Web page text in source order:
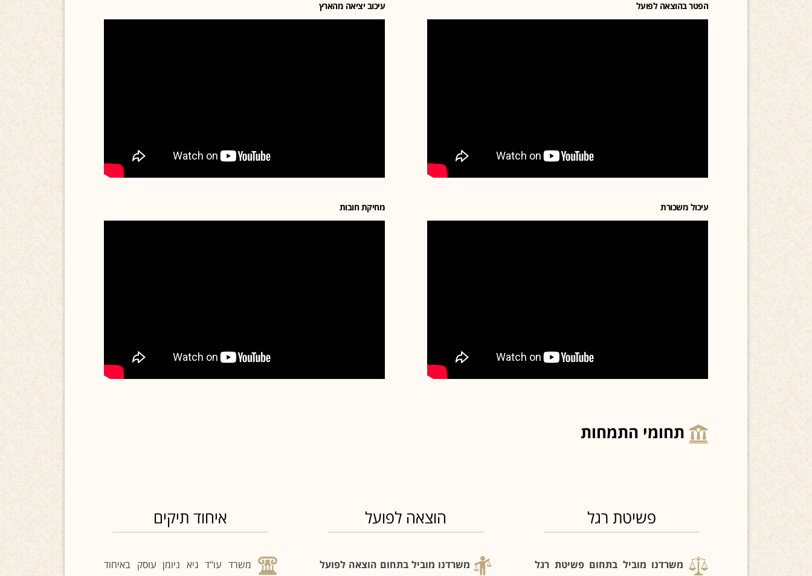
עיכוב יציאה מהארץ
מחיקת חובות
הפטר בהוצאה לפועל
עיכול משכורת
תחומי התמחות
איחוד תיקים
משרד עו"ד גיא ניומן עוסק באיחוד
הוצאה לפועל
משרדנו מוביל בתחום הוצאה לפועל
פשיטת רגל
משרדנו מוביל בתחום פשיטת רגל